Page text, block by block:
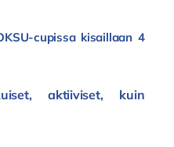
-cupissa kisaillaan 4
aktiiviset, kuin